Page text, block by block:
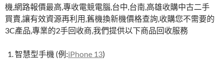
機,網路報價最高,專收電競電腦,台中,台南,高雄收購中古二手
買賣,讓有效資源再利用,舊機換新機價格查詢,收購您不需要的
3C產品,專業的2手回收商,我們提供以下商品回收服務
智慧型手機 (例:iPhone 13)